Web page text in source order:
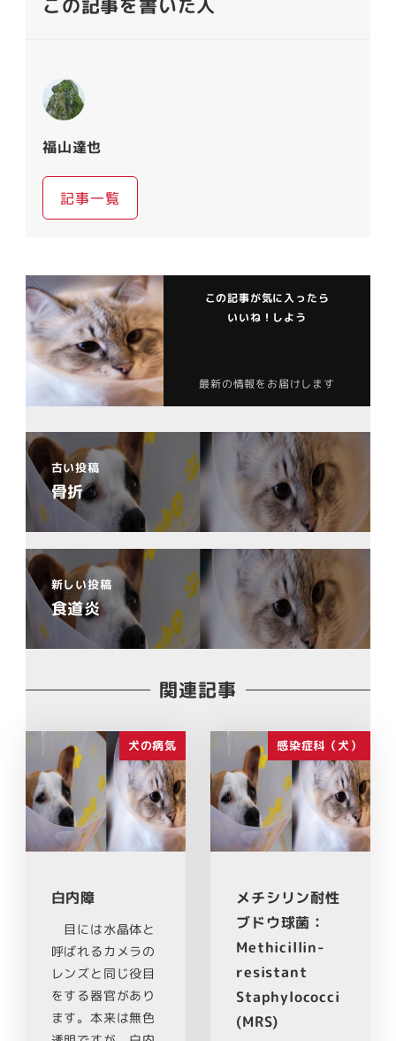
この記事を書いた人
福山達也
記事一覧
この記事が気に入ったら
いいね！しよう
最新の情報をお届けします
古い投稿
骨折
新しい投稿
食道炎
関連記事
犬の病気
白内障
目には水晶体と
呼ばれるカメラの
レンズと同じ役目
をする器官があり
ます。本来は無色
感染症科（犬）
メチシリン耐性
ブドウ球菌：
Methicillin-
resistant
Staphylococci
(MRS)